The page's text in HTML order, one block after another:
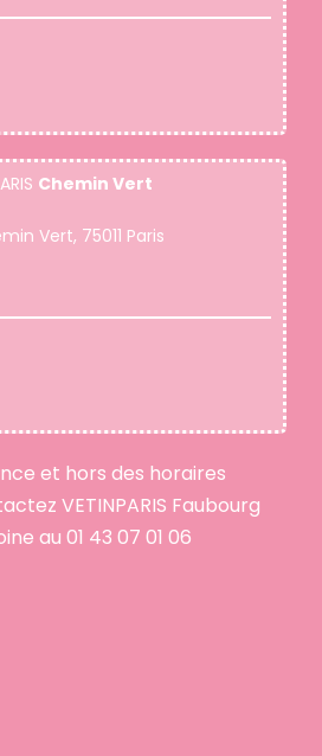
Chemin Vert
Vert, 75011 Paris
et hors des horaires
VETINPARIS Faubourg
au 01 43 07 01 06